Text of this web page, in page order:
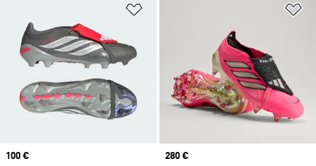
Aggiungi alla lista dei desideri
Price
100 €
Price
280 €